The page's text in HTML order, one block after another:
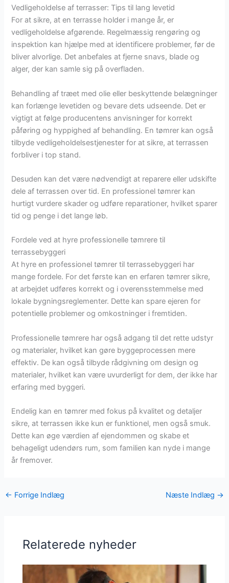
Vedligeholdelse af terrasser: Tips til lang levetid
For at sikre, at en terrasse holder i mange år, er
vedligeholdelse afgørende. Regelmæssig rengøring og
inspektion kan hjælpe med at identificere problemer, før de
bliver alvorlige. Det anbefales at fjerne snavs, blade og
alger, der kan samle sig på overfladen.
Behandling af træet med olie eller beskyttende belægninger
kan forlænge levetiden og bevare dets udseende. Det er
vigtigt at følge producentens anvisninger for korrekt
påføring og hyppighed af behandling. En tømrer kan også
tilbyde vedligeholdelsestjenester for at sikre, at terrassen
forbliver i top stand.
Desuden kan det være nødvendigt at reparere eller udskifte
dele af terrassen over tid. En professionel tømrer kan
hurtigt vurdere skader og udføre reparationer, hvilket sparer
tid og penge i det lange løb.
Fordele ved at hyre professionelle tømrere til
terrassebyggeri
At hyre en professionel tømrer til terrassebyggeri har
mange fordele. For det første kan en erfaren tømrer sikre,
at arbejdet udføres korrekt og i overensstemmelse med
lokale bygningsreglementer. Dette kan spare ejeren for
potentielle problemer og omkostninger i fremtiden.
Professionelle tømrere har også adgang til det rette udstyr
og materialer, hvilket kan gøre byggeprocessen mere
effektiv. De kan også tilbyde rådgivning om design og
materialer, hvilket kan være uvurderligt for dem, der ikke har
erfaring med byggeri.
Endelig kan en tømrer med fokus på kvalitet og detaljer
sikre, at terrassen ikke kun er funktionel, men også smuk.
Dette kan øge værdien af ejendommen og skabe et
behageligt udendørs rum, som familien kan nyde i mange
år fremover.
← Forrige Indlæg Næste Indlæg →
Relaterede nyheder